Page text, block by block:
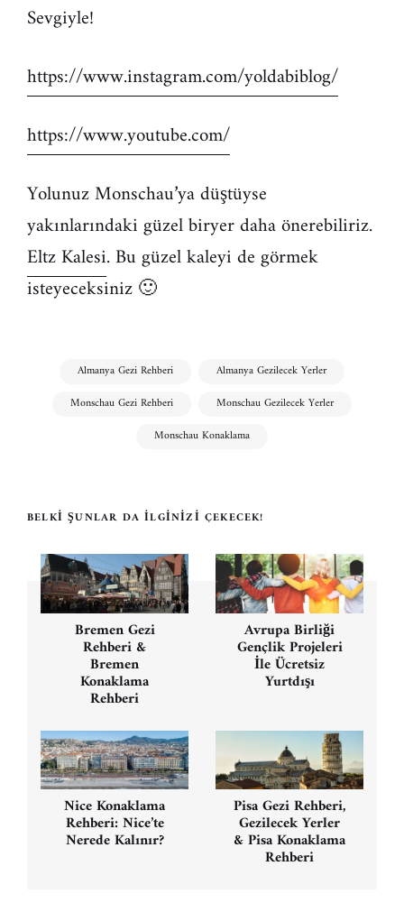
Sevgiyle!
https://www.instagram.com/yoldabiblog/
https://www.youtube.com/
Yolunuz Monschau’ya düştüyse
yakınlarındaki güzel biryer daha önerebiliriz.
Eltz Kalesi. Bu güzel kaleyi de görmek
isteyeceksiniz 🙂
Almanya Gezi Rehberi
Almanya Gezilecek Yerler
Monschau Gezi Rehberi
Monschau Gezilecek Yerler
Monschau Konaklama
BELKI ŞUNLAR DA İLGINIZI ÇEKECEK!
Bremen Gezi
Rehberi &
Bremen
Konaklama
Rehberi
Avrupa Birliği
Gençlik Projeleri
İle Ücretsiz
Yurtdışı
Nice Konaklama
Rehberi: Nice’te
Nerede Kalınır?
Pisa Gezi Rehberi,
Gezilecek Yerler
& Pisa Konaklama
Rehberi
Yazı
gezinmesi